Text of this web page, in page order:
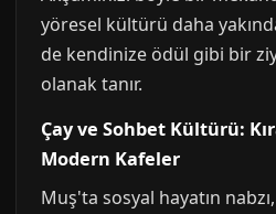
yöresel kültürü daha
de kendinize ödül gibi bir
olanak tanır.
Çay ve Sohbet Kültürü:
Modern Kafeler
Muş'ta sosyal hayatın